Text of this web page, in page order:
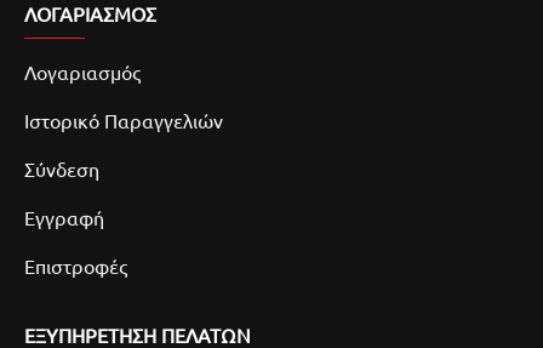
ΛΟΓΑΡΙΑΣΜΌΣ
Λογαριασμός
Ιστορικό Παραγγελιών
Σύνδεση
Εγγραφή
Επιστροφές
ΕΞΥΠΗΡΕΤΗΣΗ ΠΕΛΑΤΩΝ